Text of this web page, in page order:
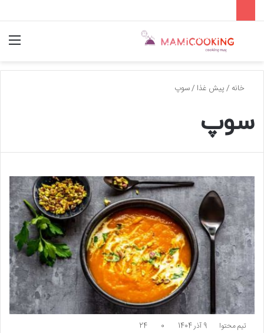
جستجو
خانه /پیش غذا /سوپ
سوپ
تیم محتوا 9 آذر 1404 0
24